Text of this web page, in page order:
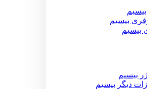
بیسیم
بیسیم
بیسیم
بیسیم
دیگر بیسیم